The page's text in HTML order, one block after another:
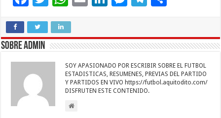
e
b
o
o
k
tt
er
at
sA
p
p
l
e
dI
n
n
g
er
gr
a
m
p
ar
ti
Sobre admin
SOY APASIONADO POR ESCRIBIR SOBRE EL FUTBOL
ESTADISTICAS, RESUMENES, PREVIAS DEL PARTIDO
Y PARTIDOS EN VIVO https://futbol.aquitodito.com/
DISFRUTEN ESTE CONTENIDO.